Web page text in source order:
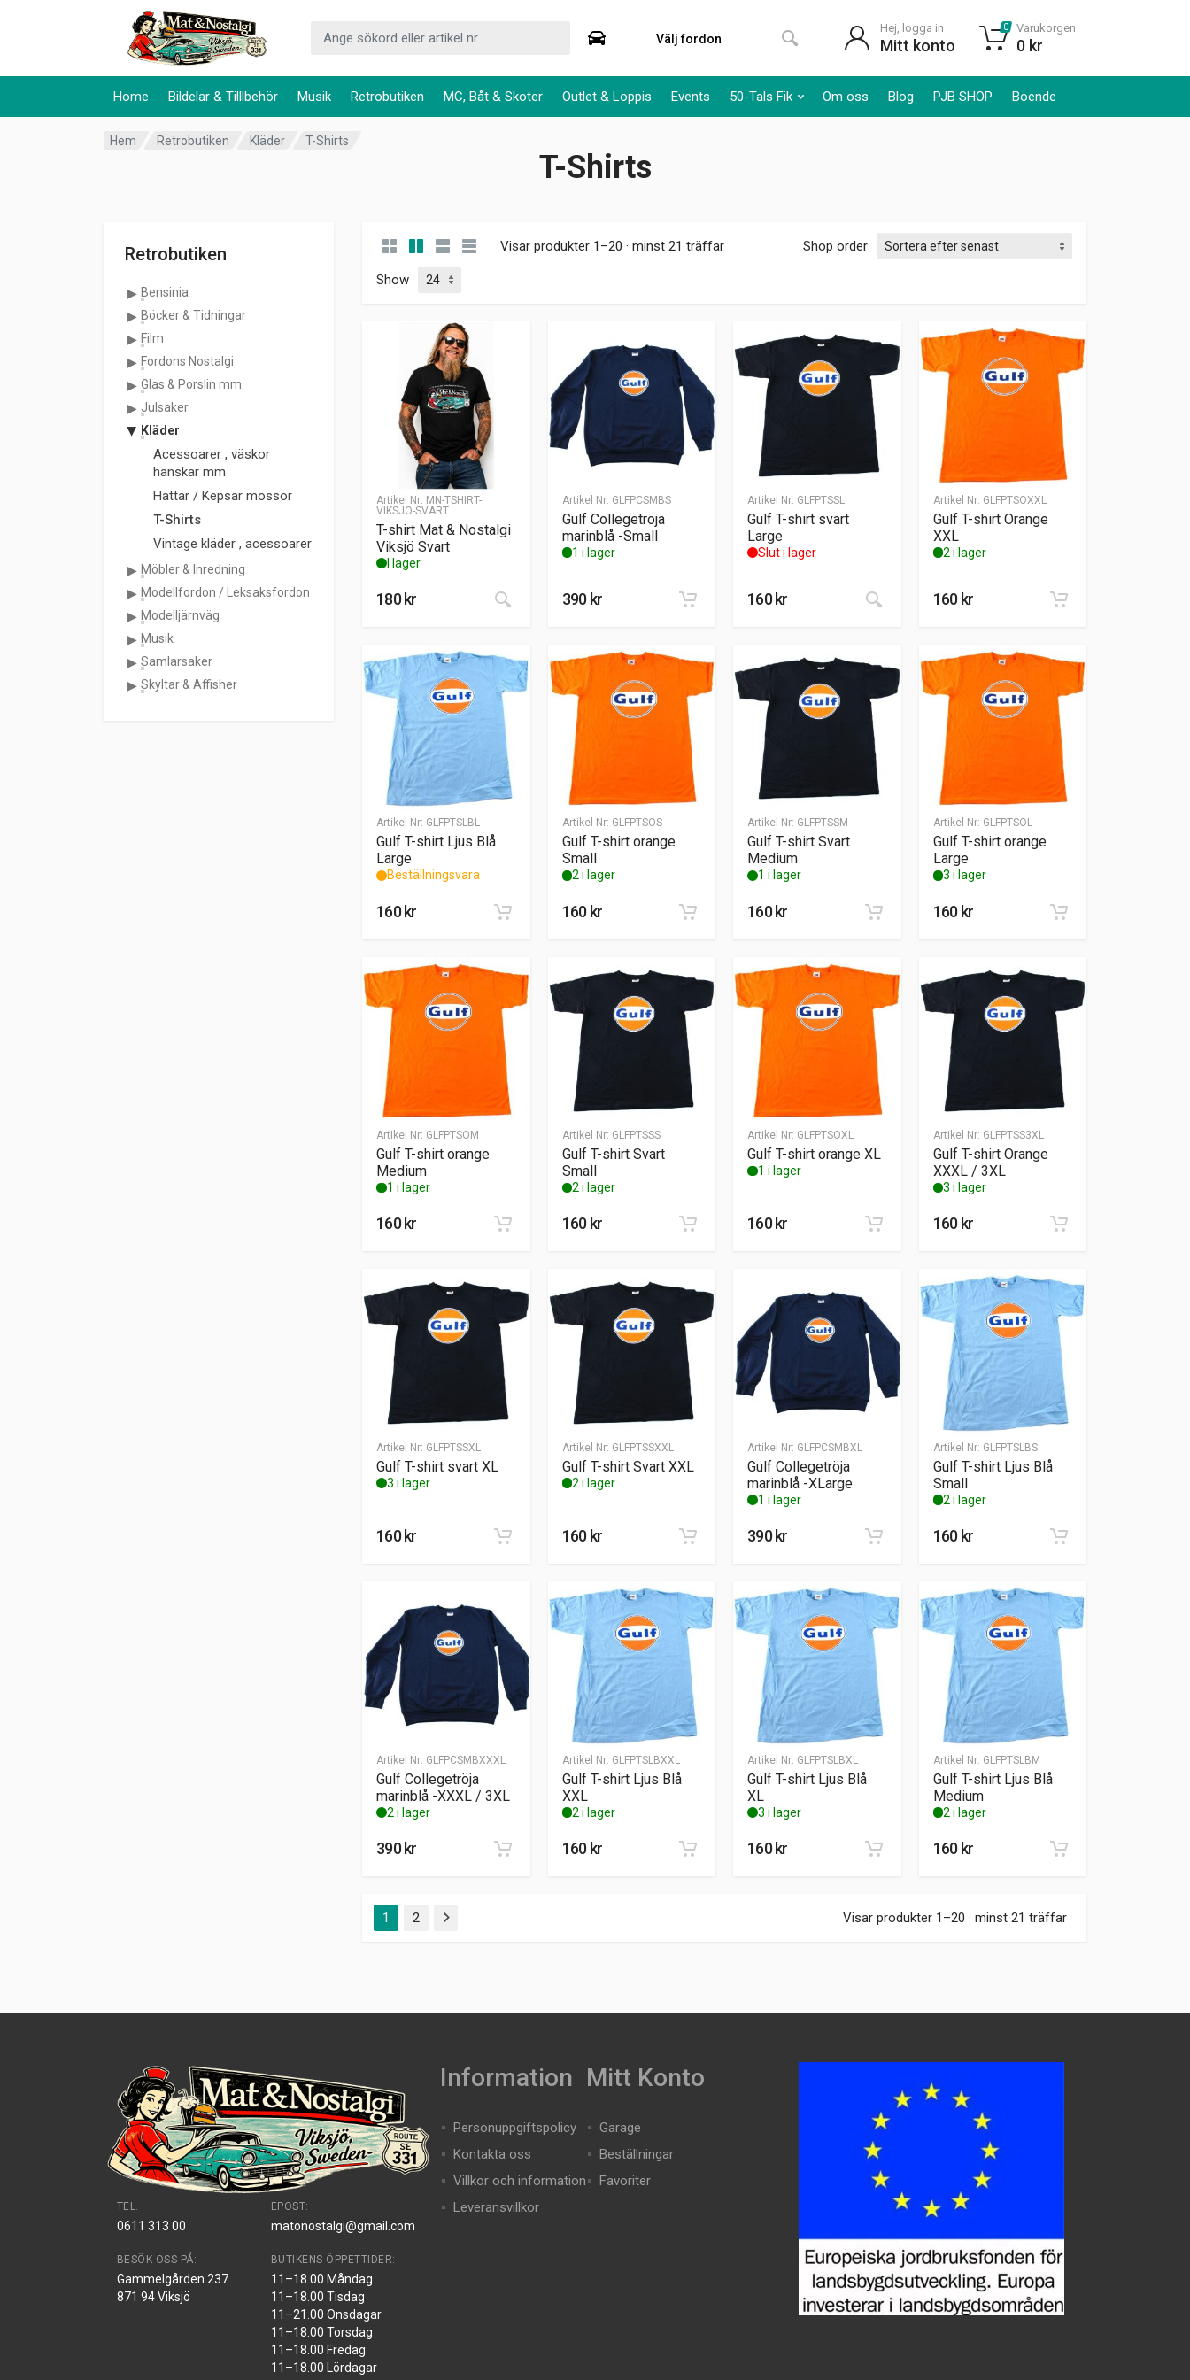
Home Bildelar & Tilllbehör Musik Retrobutiken MC, Båt & Skoter Outlet & Loppis Events 50-Tals Fik Om oss Blog PJB SHOP Boende
Välj fordon
Hej, logga in
Mitt konto
0 Varukorgen
0 kr
Hem Retrobutiken Kläder T-Shirts
T-Shirts
Retrobutiken
Bensinia
Böcker & Tidningar
Film
Fordons Nostalgi
Glas & Porslin mm.
Julsaker
Kläder
Acessoarer , väskor
hanskar mm
Hattar / Kepsar mössor
T-Shirts
Vintage kläder , acessoarer
Möbler & Inredning
Modellfordon / Leksaksfordon
Modelljärnväg
Musik
Samlarsaker
Skyltar & Affisher
Visar produkter 1–20 · minst 21 träffar Shop order
Show
Artikel Nr: MN-TSHIRT-
VIKSJO-SVART
T-shirt Mat & Nostalgi
Viksjö Svart
I lager
180kr Den här produkten har flera varianter. De olika alternativen kan väljas på produktsidan
Artikel Nr: GLFPCSMBS
Gulf Collegetröja
marinblå -Small
1 i lager
390kr
Artikel Nr: GLFPTSSL
Gulf T-shirt svart
Large
Slut i lager
160kr
Artikel Nr: GLFPTSOXXL
Gulf T-shirt Orange
XXL
2 i lager
160kr
Artikel Nr: GLFPTSLBL
Gulf T-shirt Ljus Blå
Large
Beställningsvara
160kr
Artikel Nr: GLFPTSOS
Gulf T-shirt orange
Small
2 i lager
160kr
Artikel Nr: GLFPTSSM
Gulf T-shirt Svart
Medium
1 i lager
160kr
Artikel Nr: GLFPTSOL
Gulf T-shirt orange
Large
3 i lager
160kr
Artikel Nr: GLFPTSOM
Gulf T-shirt orange
Medium
1 i lager
160 kr
Artikel Nr: GLFPTSSS
Gulf T-shirt Svart
Small
2 i lager
160 kr
Artikel Nr: GLFPTSOXL
Gulf T-shirt orange XL
1 i lager
160 kr
Artikel Nr: GLFPTSS3XL
Gulf T-shirt Orange
XXXL / 3XL
3 i lager
160 kr
Artikel Nr: GLFPTSSXL
Gulf T-shirt svart XL
3 i lager
160 kr
Artikel Nr: GLFPTSSXXL
Gulf T-shirt Svart XXL
2 i lager
160 kr
Artikel Nr: GLFPCSMBXL
Gulf Collegetröja
marinblå -XLarge
1 i lager
390 kr
Artikel Nr: GLFPTSLBS
Gulf T-shirt Ljus Blå
Small
2 i lager
160 kr
Artikel Nr: GLFPCSMBXXXL
Gulf Collegetröja
marinblå -XXXL / 3XL
2 i lager
390kr
Artikel Nr: GLFPTSLBXXL
Gulf T-shirt Ljus Blå
XXL
2 i lager
160kr
Artikel Nr: GLFPTSLBXL
Gulf T-shirt Ljus Blå
XL
3 i lager
160kr
Artikel Nr: GLFPTSLBM
Gulf T-shirt Ljus Blå
Medium
2 i lager
160kr
1 2 Nästa Visar produkter 1–20 · minst 21 träffar
TEL.
0611 313 00
EPOST:
matonostalgi@gmail.com
BESÖK OSS PÅ:
Gammelgården 237
871 94 Viksjö
BUTIKENS ÖPPETTIDER:
11–18.00 Måndag
11–18.00 Tisdag
11–21.00 Onsdagar
11–18.00 Torsdag
11–18.00 Fredag
11–18.00 Lördagar
Information
Personuppgiftspolicy
Kontakta oss
Villkor och information
Leveransvillkor
Mitt Konto
Garage
Beställningar
Favoriter